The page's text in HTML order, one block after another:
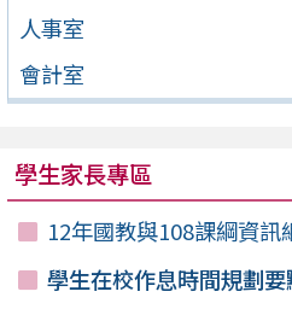
人事室
會計室
學生家長專區
12年國教與108課綱資訊
學生在校作息時間規劃要